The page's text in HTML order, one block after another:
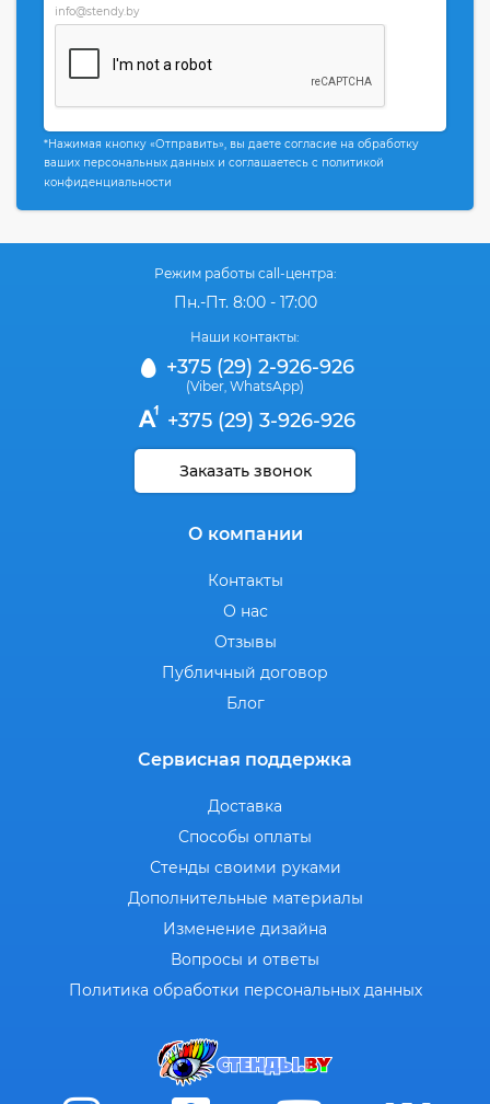
info@stendy.by
*Нажимая кнопку «Отправить», вы даете согласие на обработку
ваших персональных данных и соглашаетесь с политикой
конфиденциальности
Режим работы call-центра:
Пн.-Пт. 8:00 - 17:00
Наши контакты:
+375 (29) 2-926-926
(Viber WhatsApp)
+375 (29) 3-926-926
Заказать звонок
О компании
Контакты
О нас
Отзывы
Публичный договор
Блог
Сервисная поддержка
Доставка
Способы оплаты
Стенды своими руками
Дополнительные материалы
Изменение дизайна
Вопросы и ответы
Политика обработки персональных данных